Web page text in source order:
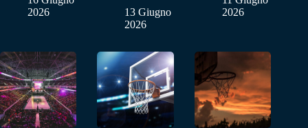
2026
13 Giugno
2026
2026